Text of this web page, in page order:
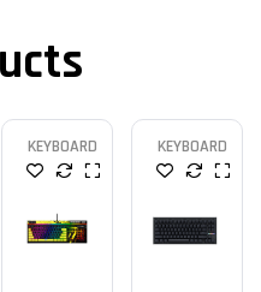
KEYBOARD KEYBOARD